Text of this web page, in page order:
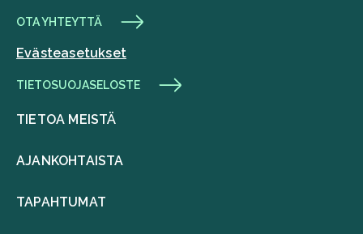
OTA YHTEYTTÄ
Evästeasetukset
TIETOSUOJASELOSTE
TIETOA MEISTÄ
AJANKOHTAISTA
TAPAHTUMAT